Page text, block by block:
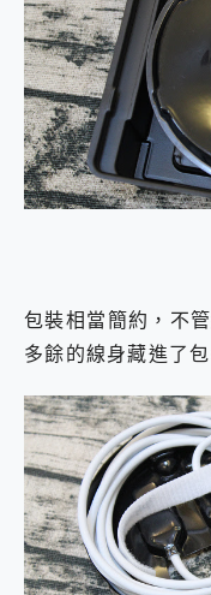
包裝相當簡約，不
多餘的線身藏進了